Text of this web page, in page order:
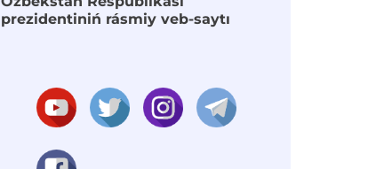
prezidentiniń rásmiy veb-saytı